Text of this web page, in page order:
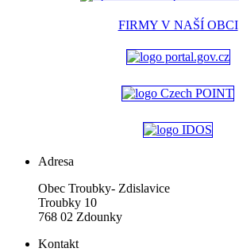
FIRMY V NAŠÍ OBCI
Adresa
Obec Troubky- Zdislavice
Troubky 10
768 02 Zdounky
Kontakt